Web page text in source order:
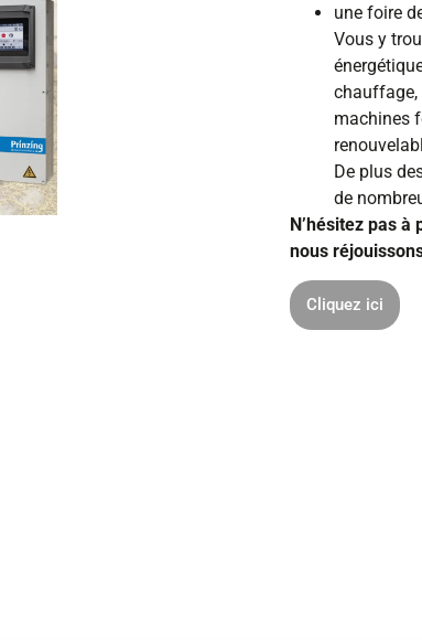
une foire
Vous y
chauffage,
machines
De plus
de
N’hésitez pas à
nous
Cliquez ici